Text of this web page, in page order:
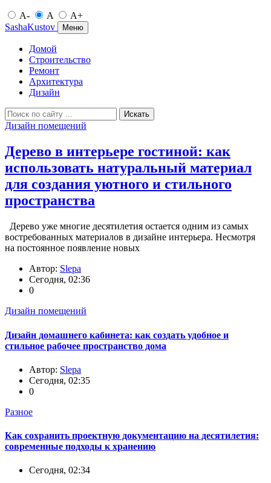
A- A
A+
SashaKustov
Меню
Домой
Строительство
Ремонт
Архитектура
Дизайн
Искать
Дизайн помещений
Дерево в интерьере гостиной: как
использовать натуральный материал
для создания уютного и стильного
пространства
Дерево уже многие десятилетия остается одним из самых
востребованных материалов в дизайне интерьера. Несмотря
на постоянное появление новых
Автор: Slepa
Сегодня, 02:36
0
Дизайн помещений
Дизайн домашнего кабинета: как создать удобное и
стильное рабочее пространство дома
Автор: Slepa
Сегодня, 02:35
0
Разное
Как сохранить проектную документацию на десятилетия:
современные подходы к хранению
Сегодня, 02:34